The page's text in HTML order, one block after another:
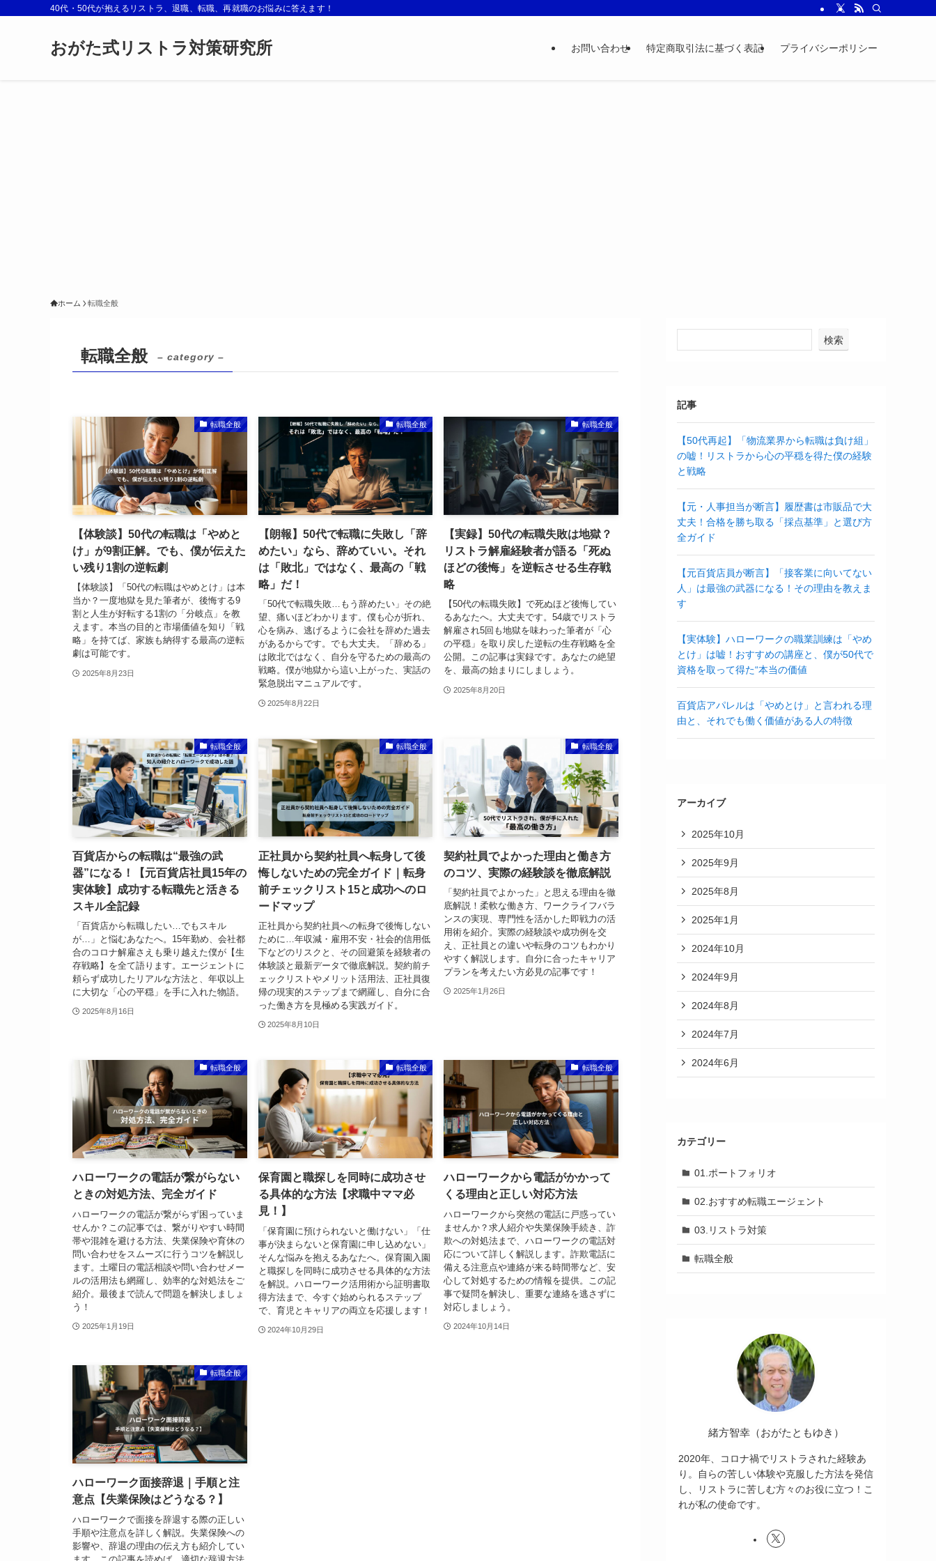
40代・50代が抱えるリストラ、退職、転職、再就職のお悩みに答えます！
おがた式リストラ対策研究所 お問い合わせ 特定商取引法に基づく表記 プライバシーポリシー
ホーム 転職全般
転職全般 – category –
転職全般
【体験談】50代の転職は「やめと
け」が9割正解。でも、僕が伝えた
い残り1割の逆転劇
【体験談】「50代の転職はやめとけ」は本
当か？一度地獄を見た筆者が、後悔する9
割と人生が好転する1割の「分岐点」を教
えます。本当の目的と市場価値を知り「戦
略」を持てば、家族も納得する最高の逆転
劇は可能です。
2025年8月23日
転職全般
【朗報】50代で転職に失敗し「辞
めたい」なら、辞めていい。それ
は「敗北」ではなく、最高の「戦
略」だ！
「50代で転職失敗…もう辞めたい」その絶
望、痛いほどわかります。僕も心が折れ、
心を病み、逃げるように会社を辞めた過去
があるからです。でも大丈夫。「辞める」
は敗北ではなく、自分を守るための最高の
戦略。僕が地獄から這い上がった、実話の
緊急脱出マニュアルです。
2025年8月22日
転職全般
【実録】50代の転職失敗は地獄？
リストラ解雇経験者が語る「死ぬ
ほどの後悔」を逆転させる生存戦
略
【50代の転職失敗】で死ぬほど後悔してい
るあなたへ。大丈夫です。54歳でリストラ
解雇され5回も地獄を味わった筆者が「心
の平穏」を取り戻した逆転の生存戦略を全
公開。この記事は実録です。あなたの絶望
を、最高の始まりにしましょう。
2025年8月20日
転職全般
百貨店からの転職は“最強の武
器”になる！【元百貨店社員15年の
実体験】成功する転職先と活きる
スキル全記録
「百貨店から転職したい…でもスキル
が…」と悩むあなたへ。15年勤め、会社都
合のコロナ解雇さえも乗り越えた僕が【生
存戦略】を全て語ります。エージェントに
頼らず成功したリアルな方法と、年収以上
に大切な「心の平穏」を手に入れた物語。
2025年8月16日
転職全般
正社員から契約社員へ転身して後
悔しないための完全ガイド｜転身
前チェックリスト15と成功へのロ
ードマップ
正社員から契約社員への転身で後悔しない
ために…年収減・雇用不安・社会的信用低
下などのリスクと、その回避策を経験者の
体験談と最新データで徹底解説。契約前チ
ェックリストやメリット活用法、正社員復
帰の現実的ステップまで網羅し、自分に合
った働き方を見極める実践ガイド。
2025年8月10日
転職全般
契約社員でよかった理由と働き方
のコツ、実際の経験談を徹底解説
「契約社員でよかった」と思える理由を徹
底解説！柔軟な働き方、ワークライフバラ
ンスの実現、専門性を活かした即戦力の活
用術を紹介。実際の経験談や成功例を交
え、正社員との違いや転身のコツもわかり
やすく解説します。自分に合ったキャリア
プランを考えたい方必見の記事です！
2025年1月26日
転職全般
ハローワークの電話が繋がらない
ときの対処方法、完全ガイド
ハローワークの電話が繋がらず困っていま
せんか？この記事では、繋がりやすい時間
帯や混雑を避ける方法、失業保険や育休の
問い合わせをスムーズに行うコツを解説し
ます。土曜日の電話相談や問い合わせメー
ルの活用法も網羅し、効率的な対処法をご
紹介。最後まで読んで問題を解決しましょ
う！
2025年1月19日
転職全般
保育園と職探しを同時に成功させ
る具体的な方法【求職中ママ必
見！】
「保育園に預けられないと働けない」「仕
事が決まらないと保育園に申し込めない」
そんな悩みを抱えるあなたへ。保育園入園
と職探しを同時に成功させる具体的な方法
を解説。ハローワーク活用術から証明書取
得方法まで、今すぐ始められるステップ
で、育児とキャリアの両立を応援します！
2024年10月29日
転職全般
ハローワークから電話がかかって
くる理由と正しい対応方法
ハローワークから突然の電話に戸惑ってい
ませんか？求人紹介や失業保険手続き、詐
欺への対処法まで、ハローワークの電話対
応について詳しく解説します。詐欺電話に
備える注意点や連絡が来る時間帯など、安
心して対処するための情報を提供。この記
事で疑問を解決し、重要な連絡を逃さずに
対応しましょう。
2024年10月14日
転職全般
ハローワーク面接辞退｜手順と注
意点【失業保険はどうなる？】
ハローワークで面接を辞退する際の正しい
手順や注意点を詳しく解説。失業保険への
影響や、辞退の理由の伝え方も紹介してい
検索
記事
【50代再起】「物流業界から転職は負け組」
の嘘！リストラから心の平穏を得た僕の経験
と戦略
【元・人事担当が断言】履歴書は市販品で大
丈夫！合格を勝ち取る「採点基準」と選び方
全ガイド
【元百貨店員が断言】「接客業に向いてない
人」は最強の武器になる！その理由を教えま
す
【実体験】ハローワークの職業訓練は「やめ
とけ」は嘘！おすすめの講座と、僕が50代で
資格を取って得た“本当の価値
百貨店アパレルは「やめとけ」と言われる理
由と、それでも働く価値がある人の特徴
アーカイブ
2025年10月
2025年9月
2025年8月
2025年1月
2024年10月
2024年9月
2024年8月
2024年7月
2024年6月
カテゴリー
01.ポートフォリオ
02.おすすめ転職エージェント
03.リストラ対策
転職全般
緒方智幸（おがたともゆき）
2020年、コロナ禍でリストラされた経験あ
り。自らの苦しい体験や克服した方法を発信
し、リストラに苦しむ方々のお役に立つ！こ
れが私の使命です。